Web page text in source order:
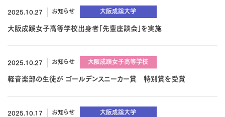
2025.10.27 お知らせ 大阪成蹊大学
大阪成蹊女子高等学校出身者「先輩座談会」を実施
2025.10.27 お知らせ 大阪成蹊女子高等学校
軽音楽部の生徒が ゴールデンスニーカー賞 特別賞を受賞
2025.10.17 お知らせ 大阪成蹊大学